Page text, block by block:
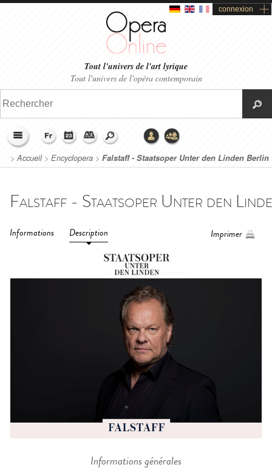
connexion
Tout l'univers de l'art lyrique
Tout l'univers de l'opéra contemporain
>Accueil> Encyclopera > Falstaff - Staatsoper Unter den Linden Berlin
(2018)
Informations Description Imprimer
Informations générales